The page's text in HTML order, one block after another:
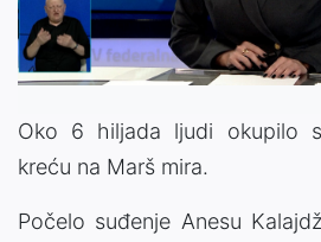
Oko 6 hiljada ljudi okupilo
kreću na Marš mira.
Počelo suđenje Anesu